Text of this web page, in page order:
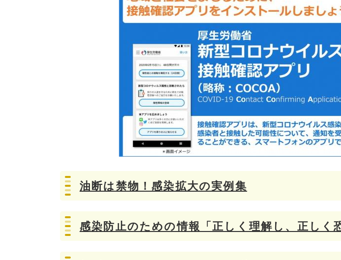
油断は禁物！感染拡大の実例集
感染防止のための情報「正しく理解し、正しく